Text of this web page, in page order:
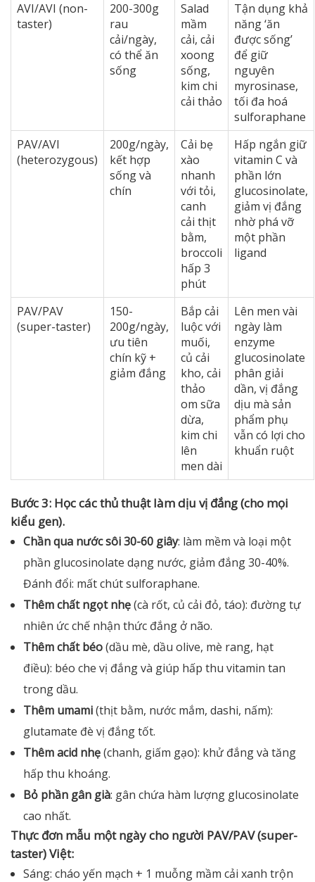
AVI/AVI (non-
taster)
200-300g
rau
cải/ngày,
có thể ăn
sống
Salad
mầm
cải, cải
xoong
sống,
kim chi
cải thảo
Tận dụng khả
năng ‘ăn
được sống’
để giữ
nguyên
myrosinase,
tối đa hoá
sulforaphane
PAV/AVI
(heterozygous)
200g/ngày,
kết hợp
sống và
chín
Cải bẹ
xào
nhanh
với tỏi,
canh
cải thịt
bằm,
broccoli
hấp 3
phút
Hấp ngắn giữ
vitamin C và
phần lớn
glucosinolate,
giảm vị đắng
nhờ phá vỡ
một phần
ligand
PAV/PAV
(super-taster)
150-
200g/ngày,
ưu tiên
chín kỹ +
giảm đắng
Bắp cải
luộc với
muối,
củ cải
kho, cải
thảo
om sữa
dừa,
kim chi
lên
men dài
Lên men vài
ngày làm
enzyme
glucosinolate
phân giải
dần, vị đắng
dịu mà sản
phẩm phụ
vẫn có lợi cho
khuẩn ruột
Bước 3: Học các thủ thuật làm dịu vị đắng (cho mọi
kiểu gen).
Chần qua nước sôi 30-60 giây: làm mềm và loại một
phần glucosinolate dạng nước, giảm đắng 30-40%.
Đánh đổi: mất chút sulforaphane.
Thêm chất ngọt nhẹ(cà rốt, củ cải đỏ, táo): đường tự
nhiên ức chế nhận thức đắng ở não.
Thêm chất béo(dầu mè, dầu olive, mè rang, hạt
điều): béo che vị đắng và giúp hấp thu vitamin tan
trong dầu.
Thêm umami(thịt bằm, nước mắm, dashi, nấm):
glutamate đè vị đắng tốt.
Thêm acid nhẹ(chanh, giấm gạo): khử đắng và tăng
hấp thu khoáng.
Bỏ phần gân già: gân chứa hàm lượng glucosinolate
cao nhất.
Thực đơn mẫu một ngày cho người PAV/PAV (super-
taster) Việt:
Sáng: cháo yến mạch + 1 muỗng mầm cải xanh trộn